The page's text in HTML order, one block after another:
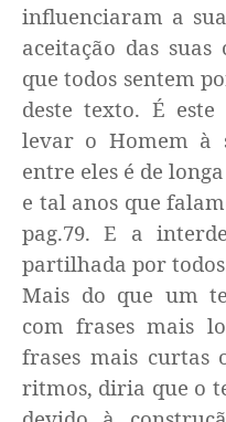
influenciaram a
aceitação das
que todos sentem
deste texto. É
levar o Homem à
entre eles é de
e tal anos que
pag.79. E a
partilhada por
Mais do que um
com frases mais
frases mais curtas
ritmos, diria que o